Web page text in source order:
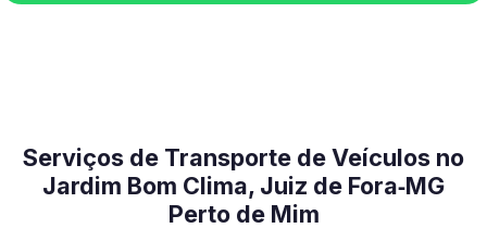
Serviços de Transporte de Veículos no
Jardim Bom Clima, Juiz de Fora‑MG
Perto de Mim